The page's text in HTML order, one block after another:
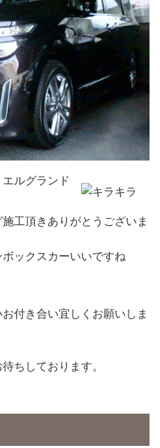
ランド
ありがとうございま
カーいいですね
い宜しくお願いしま
ております。